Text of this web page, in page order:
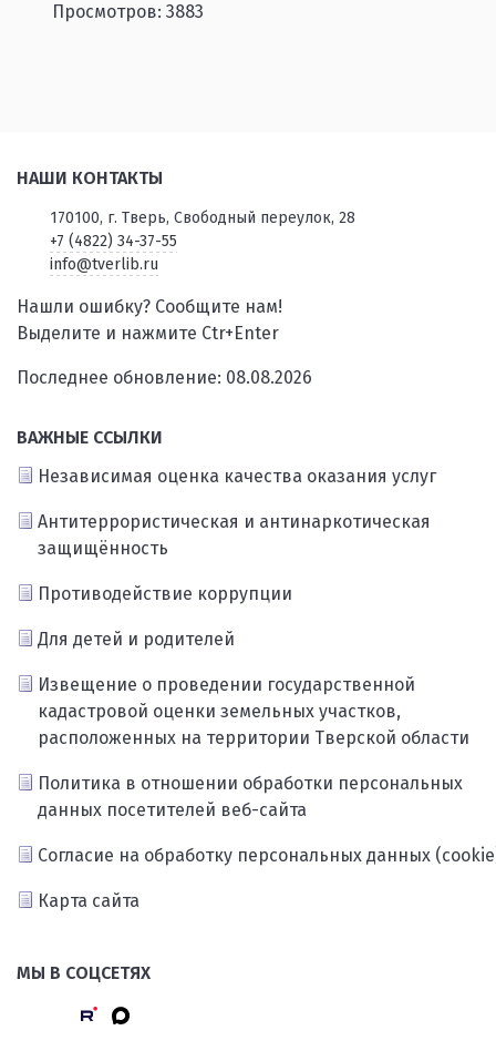
Просмотров: 3883
НАШИ КОНТАКТЫ
170100, г. Тверь, Свободный переулок, 28
+7 (4822) 34-37-55
info@tverlib.ru
Нашли ошибку? Сообщите нам!
Выделите и нажмите Ctr+Enter
Последнее обновление: 08.08.2026
ВАЖНЫЕ ССЫЛКИ
Независимая оценка качества оказания услуг
Антитеррористическая и антинаркотическая
защищённость
Противодействие коррупции
Для детей и родителей
Извещение о проведении государственной
кадастровой оценки земельных участков,
расположенных на территории Тверской области
Политика в отношении обработки персональных
данных посетителей веб-сайта
Согласие на обработку персональных данных
Карта сайта
МЫ В СОЦСЕТЯХ